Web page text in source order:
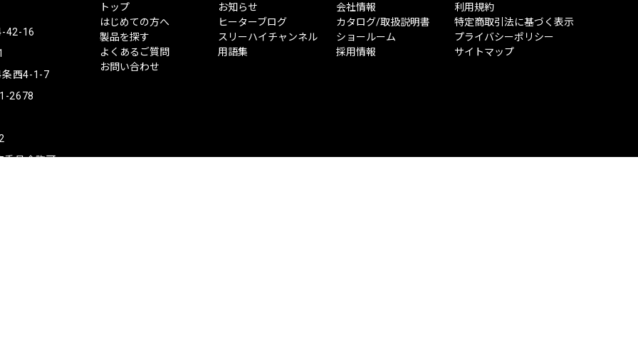
ー
42-16
条西4-1-7
2678
委員会許可
トップ
はじめての方へ
製品を探す
よくあるご質問
お問い合わせ
お知らせ
ヒーターブログ
スリーハイチャンネル
用語集
会社情報
カタログ/取扱説明書
ショールーム
採用情報
利用規約
特定商取引法に基づく表示
プライバシーポリシー
サイトマップ